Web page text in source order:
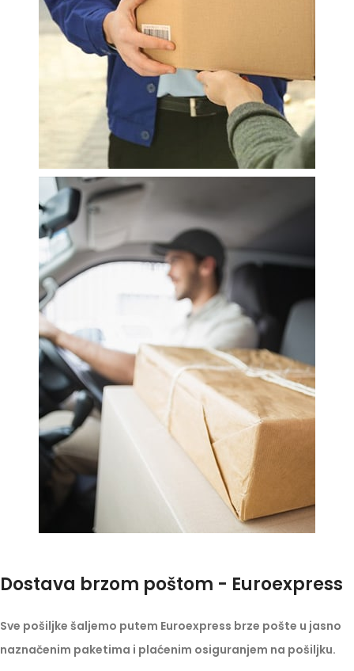
Dostava brzom poštom - Euroexpress
Sve pošiljke šaljemo putem Euroexpress brze pošte u jasno
naznačenim paketima i plaćenim osiguranjem na pošiljku.